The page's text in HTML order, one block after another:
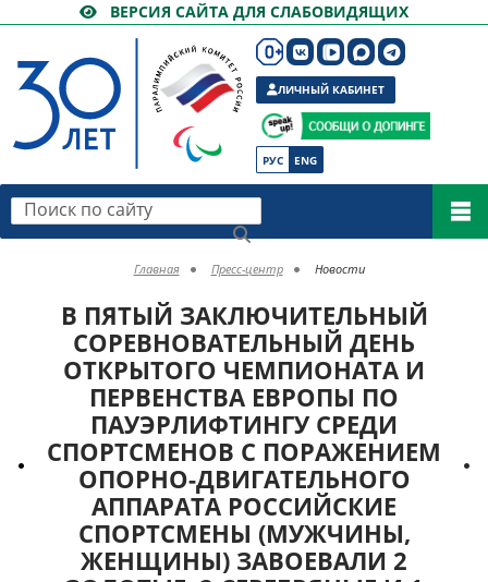
ВЕРСИЯ САЙТА ДЛЯ СЛАБОВИДЯЩИХ
РУС ENG
ЛИЧНЫЙ КАБИНЕТ
Поиск по сайту
Главная Пресс-центр Новости
В ПЯТЫЙ ЗАКЛЮЧИТЕЛЬНЫЙ
СОРЕВНОВАТЕЛЬНЫЙ ДЕНЬ
ОТКРЫТОГО ЧЕМПИОНАТА И
ПЕРВЕНСТВА ЕВРОПЫ ПО
ПАУЭРЛИФТИНГУ СРЕДИ
СПОРТСМЕНОВ С ПОРАЖЕНИЕМ
ОПОРНО-ДВИГАТЕЛЬНОГО
АППАРАТА РОССИЙСКИЕ
СПОРТСМЕНЫ (МУЖЧИНЫ,
ЖЕНЩИНЫ) ЗАВОЕВАЛИ 2